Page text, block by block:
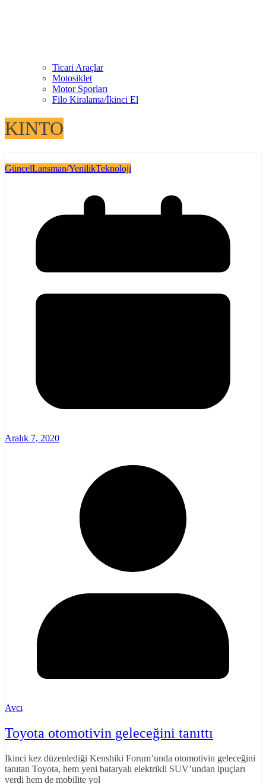
Ticari Araçlar
Motosiklet
Motor Sporları
Filo Kiralama/İkinci El
KINTO
GüncelLansman/YenilikTeknoloji
Aralık 7, 2020
Avcı
Toyota otomotivin geleceğini tanıttı
İkinci kez düzenlediği Kenshiki Forum’unda otomotivin geleceğini
tanıtan Toyota, hem yeni bataryalı elektrikli SUV’undan ipuçları
verdi hem de mobilite yol